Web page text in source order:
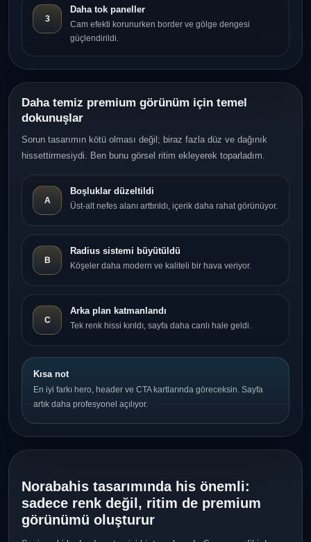
3
Daha tok paneller
Cam efekti korunurken border ve gölge dengesi
güçlendirildi.
Daha temiz premium görünüm için temel
dokunuşlar
Sorun tasarımın kötü olması değil; biraz fazla düz ve dağınık
hissettirmesiydi. Ben bunu görsel ritim ekleyerek toparladım.
A
Boşluklar düzeltildi
Üst-alt nefes alanı arttırıldı, içerik daha rahat görünüyor.
B
Radius sistemi büyütüldü
Köşeler daha modern ve kaliteli bir hava veriyor.
C
Arka plan katmanlandı
Tek renk hissi kırıldı, sayfa daha canlı hale geldi.
Kısa not
En iyi farkı hero, header ve CTA kartlarında göreceksin. Sayfa
artık daha profesyonel açılıyor.
Norabahis tasarımında his önemli:
sadece renk değil, ritim de premium
görünümü oluşturur